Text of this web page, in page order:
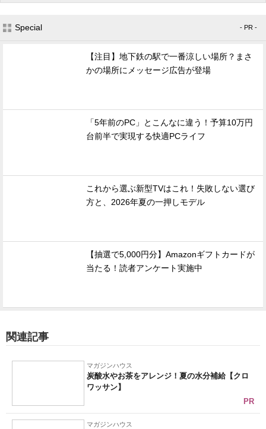
Special - PR -
【注目】地下鉄の駅で一番涼しい場所？まさ
かの場所にメッセージ広告が登場
「5年前のPC」とこんなに違う！予算10万円
台前半で実現する快適PCライフ
これから選ぶ新型TVはこれ！失敗しない選び
方と、2026年夏の一押しモデル
【抽選で5,000円分】Amazonギフトカードが
当たる！読者アンケート実施中
関連記事
マガジンハウス
炭酸水やお茶をアレンジ！夏の水分補給【クロ
ワッサン】
PR
マガジンハウス